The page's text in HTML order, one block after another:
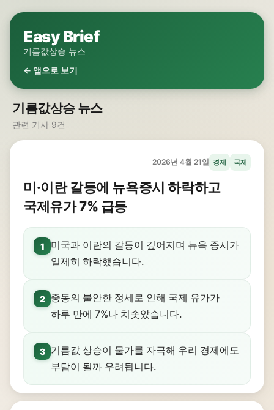
Easy Brief
기름값상승 뉴스
← 앱으로 보기
기름값상승 뉴스
관련 기사 9건
2026년 4월 21일 경제 국제
미·이란 갈등에 뉴욕증시 하락하고
국제유가 7% 급등
1
미국과 이란의 갈등이 깊어지며 뉴욕 증시가
일제히 하락했습니다.
2
중동의 불안한 정세로 인해 국제 유가가
하루 만에 7%나 치솟았습니다.
3
기름값 상승이 물가를 자극해 우리 경제에도
부담이 될까 우려됩니다.